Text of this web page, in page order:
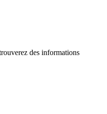
des informations